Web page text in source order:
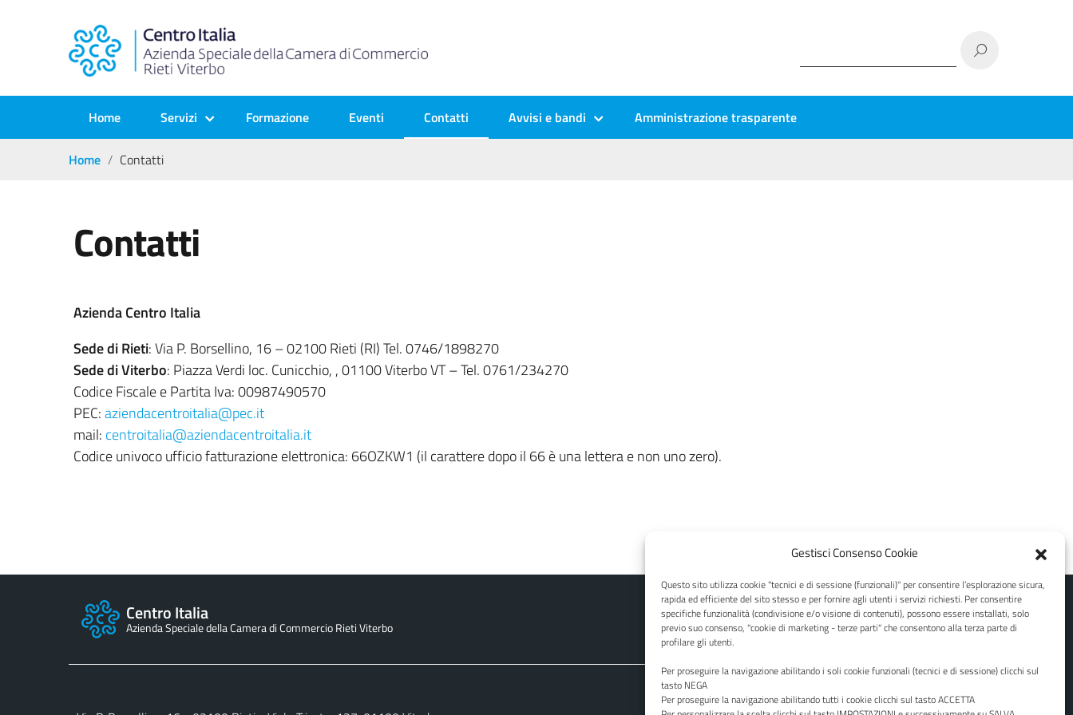
Gestisci Consenso Cookie
Questo sito utilizza cookie "tecnici e di sessione (funzionali)" per consentire l’esplorazione sicura,
rapida ed efficiente del sito stesso e per fornire agli utenti i servizi richiesti. Per consentire
specifiche funzionalità (condivisione e/o visione di contenuti), possono essere installati, solo
previo suo consenso, "cookie di marketing - terze parti" che consentono alla terza parte di
profilare gli utenti.
Per proseguire la navigazione abilitando i soli cookie funzionali (tecnici e di sessione) clicchi sul
tasto NEGA
Per proseguire la navigazione abilitando tutti i cookie clicchi sul tasto ACCETTA
Home Servizi Formazione Eventi Contatti Avvisi e bandi Amministrazione trasparente
Home Contatti
Contatti
Azienda Centro Italia
Sede di Rieti: Via P. Borsellino, 16 – 02100 Rieti (RI) Tel. 0746/1898270
Sede di Viterbo: Piazza Verdi loc. Cunicchio, , 01100 Viterbo VT – Tel. 0761/234270
Codice Fiscale e Partita Iva: 00987490570
PEC:aziendacentroitalia@pec.it
mail: centroitalia@aziendacentroitalia.it
Codice univoco ufficio fatturazione elettronica: 66OZKW1 (il carattere dopo il 66 è una lettera e non uno zero).
Centro Italia
Azienda Speciale della Camera di Commercio Rieti Viterbo